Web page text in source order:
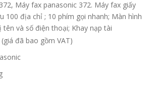
Máy fax panasonic 372. Máy fax giấy
100 địa chỉ ; 10 phím gọi nhanh; Màn hình
tên và số điện thoại; Khay nạp tài
đã bao gồm VAT)